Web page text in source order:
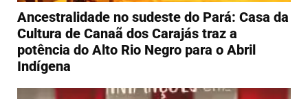
Ancestralidade no sudeste do Pará: Casa da
Cultura de Canaã dos Carajás traz a
potência do Alto Rio Negro para o Abril
Indígena